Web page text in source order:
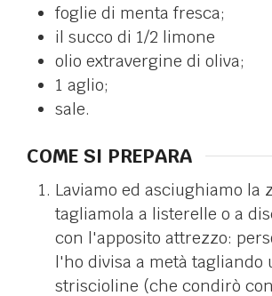
foglie di menta fresca;
il succo di 1/2 limone
olio extravergine di oliva;
1 aglio;
sale.
COME SI PREPARA
Laviamo ed asciughiamo la
tagliamola a listerelle o a
con l'apposito attrezzo:
l'ho divisa a metà tagliando
striscioline (che condirò